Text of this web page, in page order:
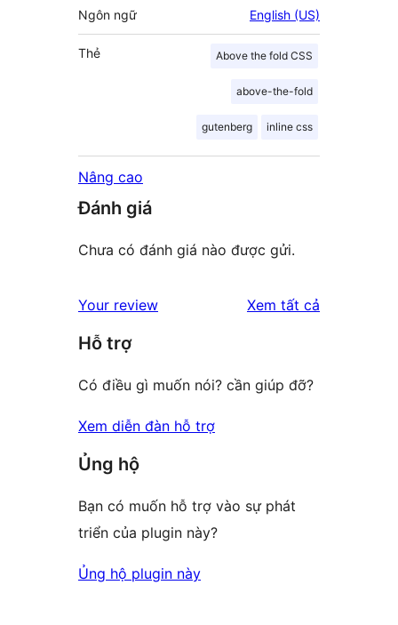
Ngôn ngữ English (US)
Thẻ Above the fold CSS
above-the-fold
gutenberg inline css
Nâng cao
Đánh giá
Chưa có đánh giá nào được gửi.
Your review Xem tất cả
Hỗ trợ
Có điều gì muốn nói? cần giúp đỡ?
Xem diễn đàn hỗ trợ
Ủng hộ
Bạn có muốn hỗ trợ vào sự phát
triển của plugin này?
Ủng hộ plugin này